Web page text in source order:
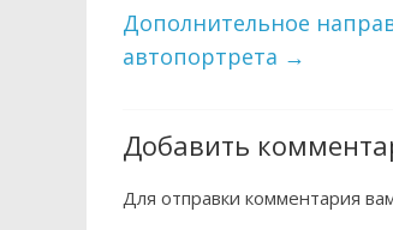
Дополнительное
автопортрета →
Добавить
Для отправки комментария